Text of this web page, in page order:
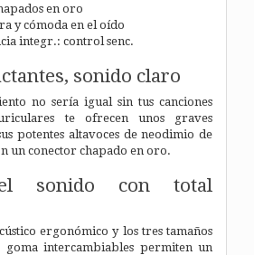
en oro
y cómoda en el oído
integr.: control senc.
sonido claro
no sería igual sin tus canciones
te ofrecen unos graves
potentes altavoces de neodimio de
un conector chapado en oro.
sonido con total
ergonómico y los tres tamaños
goma intercambiables permiten un